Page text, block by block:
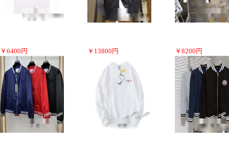
￥ 6400 円 ￥ 13800 円 ￥ 8200 円